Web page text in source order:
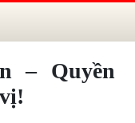
– Quyền